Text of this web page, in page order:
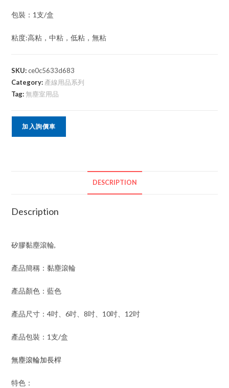
包裝：1支/盒
粘度:高粘，中粘，低粘，無粘
SKU:ce0c5633d683
Category: 產線用品系列
Tag:無塵室用品
加入詢價車
DESCRIPTION
Description
矽膠黏塵滾輪,
產品簡稱：黏塵滾輪
產品顏色：藍色
產品尺寸：4吋、6吋、8吋、10吋、12吋
產品包裝：1支/盒
無塵滾輪加長桿
特色：